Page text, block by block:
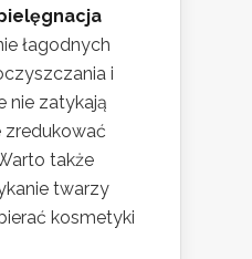
łagodnych
i
nie zatykają
także
twarzy
kosmetyki